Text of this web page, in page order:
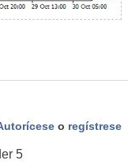
o regístrese
5